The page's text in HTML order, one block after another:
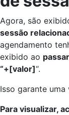
Agora, são
sessão
agendamento
exibido ao
“+[valor]“.
Isso garante
Para visualizar,